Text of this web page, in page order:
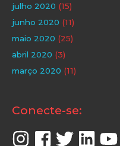
julho 2020 (15)
junho 2020 (11)
maio 2020 (25)
abril 2020 (3)
março 2020 (11)
Conecte-se: